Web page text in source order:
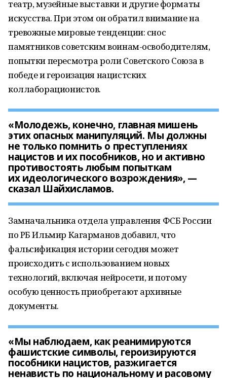
театр, музейные выставки и другие форматы
искусства. При этом он обратил внимание на
тревожные мировые тенденции: снос
памятников советским воинам-освободителям,
попытки пересмотра роли Советского Союза в
победе и героизация нацистских
коллаборационистов.
«Молодежь, конечно, главная мишень
этих опасных манипуляций. Мы должны
не только помнить о преступлениях
нацистов и их пособников, но и активно
противостоять любым попыткам
их идеологического возрождения», —
сказал Шайхисламов.
Замначальника отдела управления ФСБ России
по РБ Ильмир Кагарманов добавил, что
фальсификация истории сегодня может
происходить с использованием новых
технологий, включая нейросети, и потому
особую ценность приобретают архивные
документы.
«Мы наблюдаем, как реанимируются
фашистские символы, героизируются
пособники нацистов, разжигается
ненависть по национальному и расовому